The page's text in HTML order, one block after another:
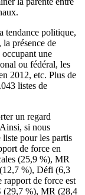
tendance politique,
présence de
occupant une
ou fédéral, les
2012, etc. Plus de
listes de
un regard
si nous
pour les partis
de force en
(25,9 %), MR
%), Défi (6,3
rapport de force est
(29,7 %), MR (28,4